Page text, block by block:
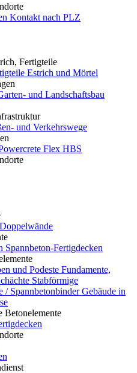
Kontakt nach PLZ
Fertigteile
Estrich und Mörtel
und Landschaftsbau
und Verkehrswege
Flex HBS
Doppelwände
Spannbeton-Fertigdecken
und Podeste Fundamente,
Stabförmige
/ Spannbetonbinder Gebäude in
Betonelemente